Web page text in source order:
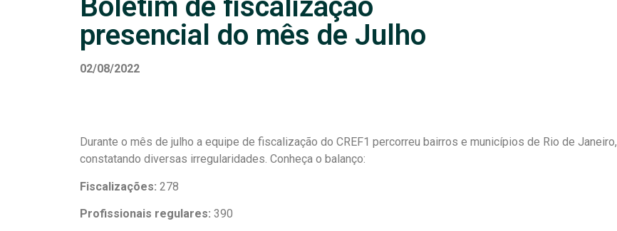
Boletim de fiscalização
presencial do mês de Julho
02/08/2022
Durante o mês de julho a equipe de fiscalização do CREF1 percorreu bairros e municípios de Rio de Janeiro,
constatando diversas irregularidades. Conheça o balanço:
Fiscalizações: 278
Profissionais regulares: 390